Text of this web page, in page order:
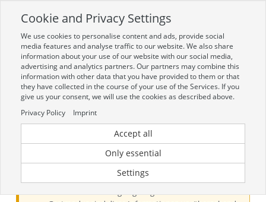
Zur mobilen Kompaktversion (Login erforderlich)
Toggle
navigation
Aktueller Hinweis zu Preisen und
Verfügbarkeiten
Liebe Kundinnen und Kunden, derzeit können Preise
und Verfügbarkeiten aus technischen Gründen nur
Cookie and Privacy Settings
We use cookies to personalise content and ads, provide social
media features and analyse traffic to our website. We also share
information about your use of our website with our social media,
advertising and analytics partners. Our partners may combine this
information with other data that you have provided to them or that
they have collected in the course of your use of the Services. If you
give us your consent, we will use the cookies as described above.
Privacy Policy
Imprint
Accept all
Only essential
Settings